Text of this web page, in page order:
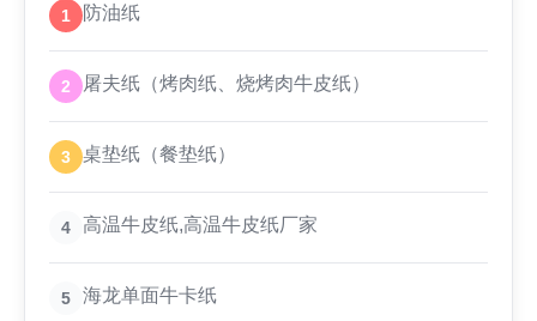
1 防油纸
2 屠夫纸（烤肉纸、烧烤肉牛皮纸）
3 桌垫纸（餐垫纸）
4 高温牛皮纸,高温牛皮纸厂家
5 海龙单面牛卡纸